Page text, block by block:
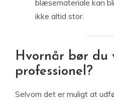
blæsemateriale kan
ikke altid stor.
Hvornår bør du
professionel?
Selvom det er muligt at